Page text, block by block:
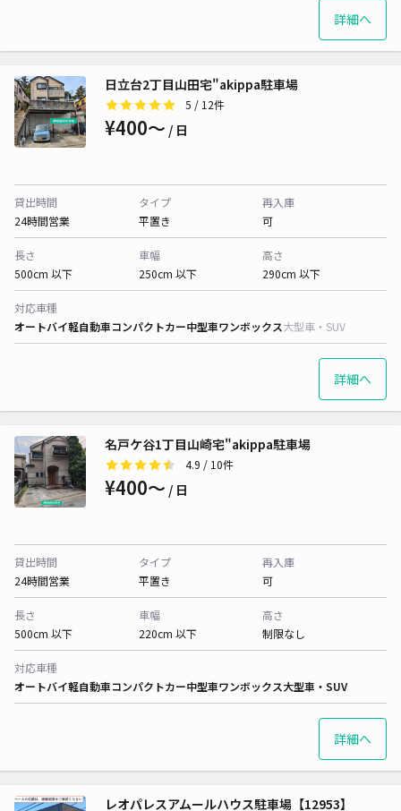
詳細へ
日立台2丁目山田宅"akippa駐車場
5 / 12件
¥400〜 / 日
貸出時間
24時間営業
タイプ
平置き
再入庫
可
長さ
500cm 以下
車幅
250cm 以下
高さ
290cm 以下
対応車種
オートバイ軽自動車コンパクトカー中型車ワンボックス大型車・SUV
詳細へ
名戸ケ谷1丁目山崎宅"akippa駐車場
4.9 / 10件
¥400〜 / 日
貸出時間
24時間営業
タイプ
平置き
再入庫
可
長さ
500cm 以下
車幅
220cm 以下
高さ
制限なし
対応車種
オートバイ軽自動車コンパクトカー中型車ワンボックス大型車・SUV
詳細へ
レオパレスアムールハウス駐車場【12953】